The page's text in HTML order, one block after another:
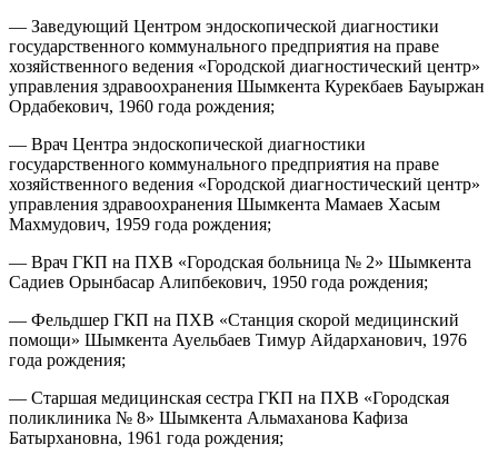
— Заведующий Центром эндоскопической диагностики
государственного коммунального предприятия на праве
хозяйственного ведения «Городской диагностический центр»
управления здравоохранения Шымкента Курекбаев Бауыржан
Ордабекович, 1960 года рождения;
— Врач Центра эндоскопической диагностики
государственного коммунального предприятия на праве
хозяйственного ведения «Городской диагностический центр»
управления здравоохранения Шымкента Мамаев Хасым
Махмудович, 1959 года рождения;
— Врач ГКП на ПХВ «Городская больница № 2» Шымкента
Садиев Орынбасар Алипбекович, 1950 года рождения;
— Фельдшер ГКП на ПХВ «Станция скорой медицинский
помощи» Шымкента Ауельбаев Тимур Айдарханович, 1976
года рождения;
— Старшая медицинская сестра ГКП на ПХВ «Городская
поликлиника № 8» Шымкента Альмаханова Кафиза
Батырхановна, 1961 года рождения;